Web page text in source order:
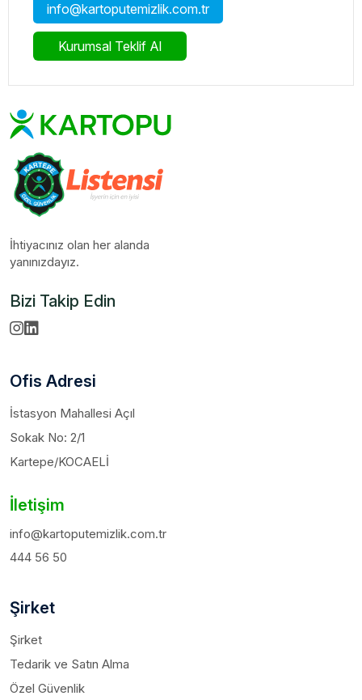
info@kartoputemizlik.com.tr
Kurumsal Teklif Al
İhtiyacınız olan her alanda
yanınızdayız.
Bizi Takip Edin
Ofis Adresi
İstasyon Mahallesi Açıl
Sokak No: 2/1
Kartepe/KOCAELİ
İletişim
info@kartoputemizlik.com.tr
444 56 50
Şirket
Şirket
Tedarik ve Satın Alma
Özel Güvenlik